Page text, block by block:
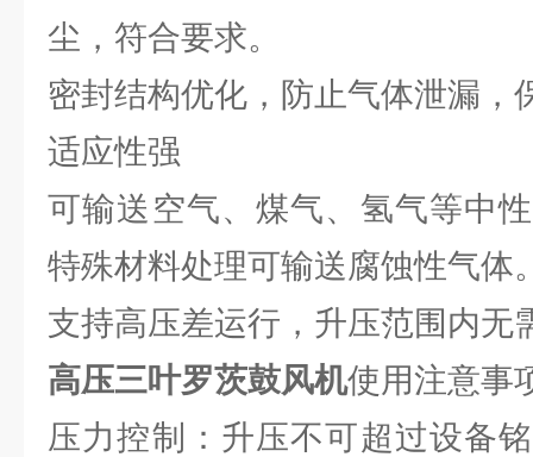
尘，符合要求。
密封结构优化，防止气体泄漏，
适应性强
可输送空气、煤气、氢气等中
特殊材料处理可输送腐蚀性气体
支持高压差运行，升压范围内无
高压三叶罗茨鼓风机使用注意事
压力控制：升压不可超过设备